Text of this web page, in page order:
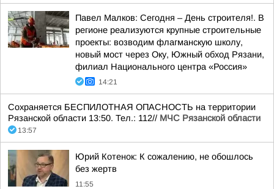
Павел Малков: Сегодня – День строителя!. В
регионе реализуются крупные строительные
проекты: возводим флагманскую школу,
новый мост через Оку, Южный обход Рязани,
филиал Национального центра «Россия»
14:21
Сохраняется БЕСПИЛОТНАЯ ОПАСНОСТЬ на территории
Рязанской области 13:50. Тел.: 112// МЧС Рязанской области
13:57
Юрий Котенок: К сожалению, не обошлось
без жертв
11:55